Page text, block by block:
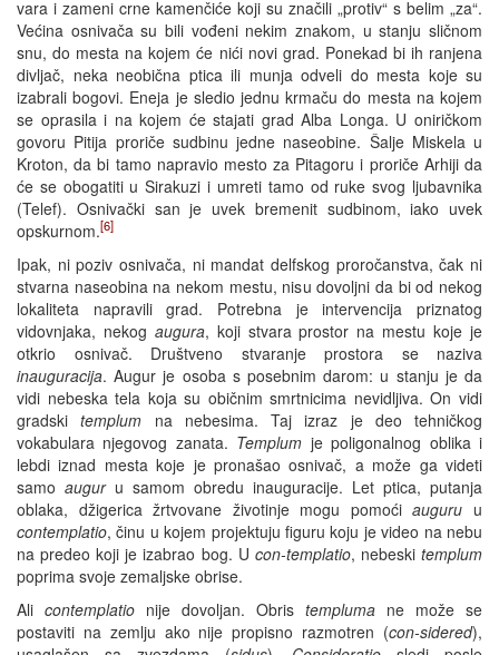
vara i zameni crne kamenčiće koji su značili „protiv“ s belim „za“.
Većina osnivača su bili vođeni nekim znakom, u stanju sličnom
snu, do mesta na kojem će nići novi grad. Ponekad bi ih ranjena
divljač, neka neobična ptica ili munja odveli do mesta koje su
izabrali bogovi. Eneja je sledio jednu krmaču do mesta na kojem
se oprasila i na kojem će stajati grad Alba Longa. U oniričkom
govoru Pitija proriče sudbinu jedne naseobine. Šalje Miskela u
Kroton, da bi tamo napravio mesto za Pitagoru i proriče Arhiji da
će se obogatiti u Sirakuzi i umreti tamo od ruke svog ljubavnika
(Telef). Osnivački san je uvek bremenit sudbinom, iako uvek
opskurnom.[6]
Ipak, ni poziv osnivača, ni mandat delfskog proročanstva, čak ni
stvarna naseobina na nekom mestu, nisu dovoljni da bi od nekog
lokaliteta napravili grad. Potrebna je intervencija priznatog
vidovnjaka, nekog augura, koji stvara prostor na mestu koje je
otkrio osnivač. Društveno stvaranje prostora se naziva
inauguracija. Augur je osoba s posebnim darom: u stanju je da
vidi nebeska tela koja su običnim smrtnicima nevidljiva. On vidi
gradskitemplum na nebesima. Taj izraz je deo tehničkog
vokabulara njegovog zanata. Templum je poligonalnog oblika i
lebdi iznad mesta koje je pronašao osnivač, a može ga videti
samo auguru samom obredu inauguracije. Let ptica, putanja
oblaka, džigerica žrtvovane životinje mogu pomoćiauguru u
contemplatio, činu u kojem projektuju figuru koju je video na nebu
na predeo koji je izabrao bog. U con-templatio, nebeskitemplum
poprima svoje zemaljske obrise.
Ali contemplatio nije dovoljan. Obris templuma ne može se
postaviti na zemlju ako nije propisno razmotren (con-sidered),